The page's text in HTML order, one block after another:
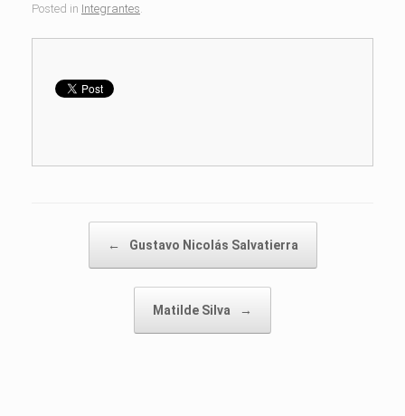
Posted in Integrantes
← Gustavo Nicolás Salvatierra
Matilde Silva →